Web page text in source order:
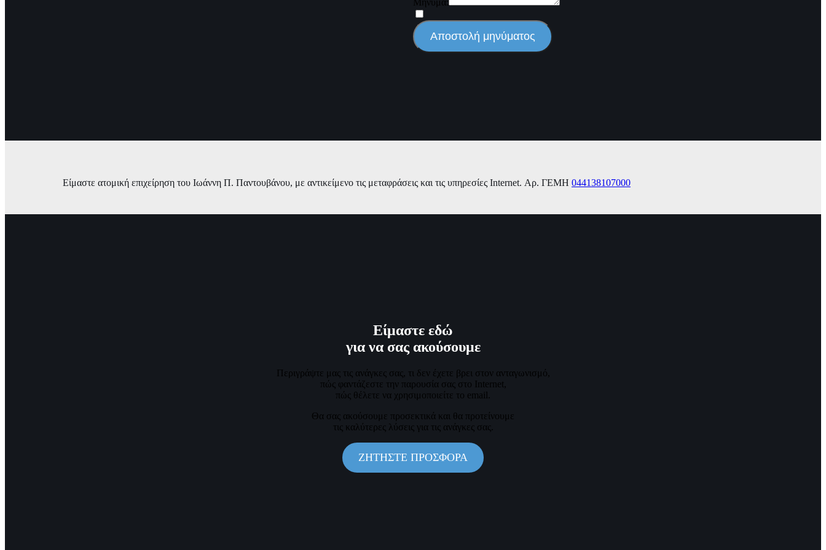
Μήνυμα:
Αποστολή μηνύματος
Είμαστε ατομική επιχείρηση του Ιωάννη Π. Παντουβάνου, με αντικείμενο τις μεταφράσεις και τις υπηρεσίες Internet. Αρ. ΓΕΜΗ 044138107000
Είμαστε εδώ
για να σας ακούσουμε
Περιγράψτε μας τις ανάγκες σας, τι δεν έχετε βρει στον ανταγωνισμό,
πώς φαντάζεστε την παρουσία σας στο Internet,
πώς θέλετε να χρησιμοποιείτε το email.
Θα σας ακούσουμε προσεκτικά και θα προτείνουμε
τις καλύτερες λύσεις για τις ανάγκες σας.
ΖΗΤΗΣΤΕ ΠΡΟΣΦΟΡΑ